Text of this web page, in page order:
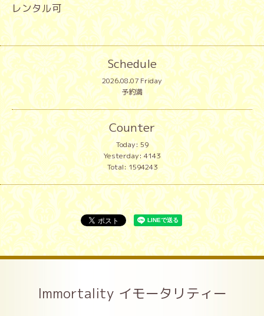
レンタル可
Schedule
2026.08.07 Friday
予約満
Counter
Today: 59
Yesterday:4143
Total:1594243
Immortality イモータリティー